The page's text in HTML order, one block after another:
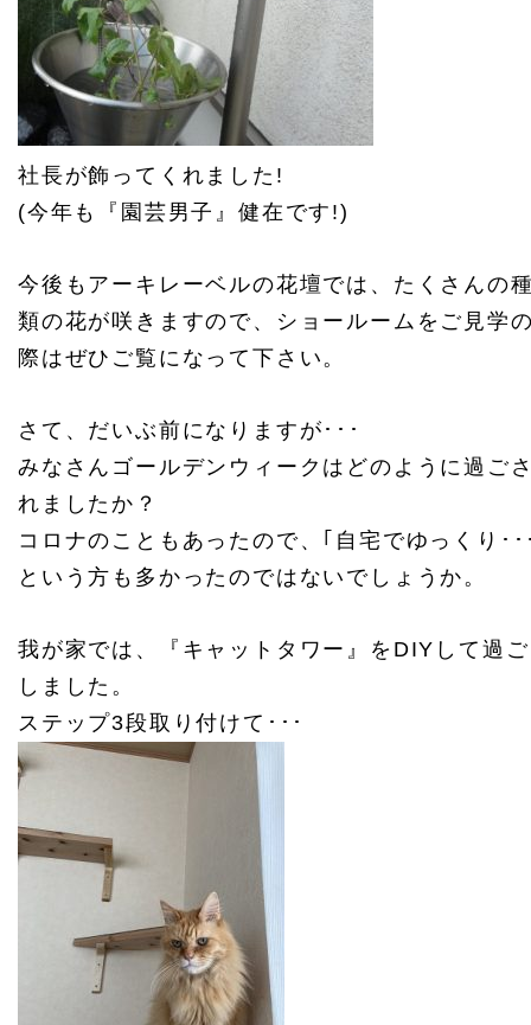
社長が飾ってくれました!
(今年も『園芸男子』健在です!)
今後もアーキレーベルの花壇では、たくさんの
類の花が咲きますので、ショールームをご見学
際はぜひご覧になって下さい。
さて、だいぶ前になりますが･･･
みなさんゴールデンウィークはどのように過ご
れましたか？
コロナのこともあったので、｢自宅でゆっくり･･
という方も多かったのではないでしょうか。
我が家では、『キャットタワー』をDIYして過ご
しました。
ステップ3段取り付けて･･･